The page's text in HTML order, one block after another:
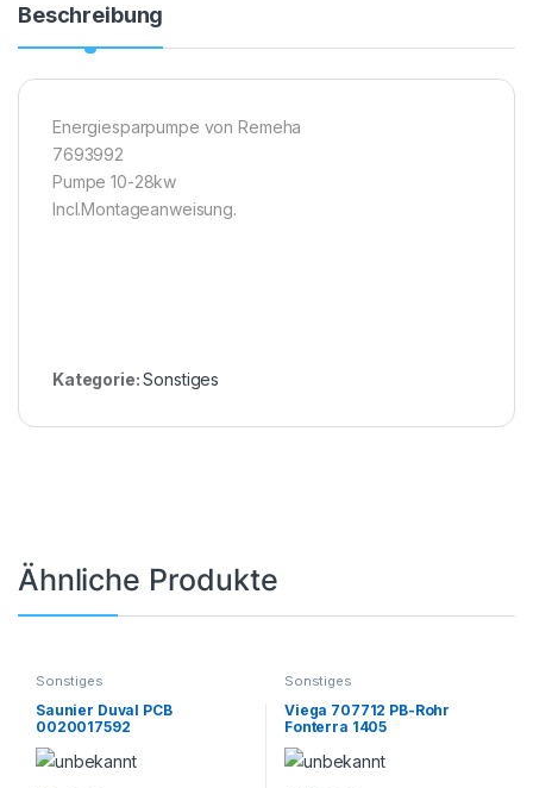
Beschreibung
Energiesparpumpe von Remeha
7693992
Pumpe 10-28kw
Incl.Montageanweisung.
Kategorie:Sonstiges
Ähnliche Produkte
Sonstiges
Saunier Duval PCB
0020017592
Sonstiges
Viega 707712 PB-Rohr
Fonterra 1405
12×1,3mmx120m 120Meter